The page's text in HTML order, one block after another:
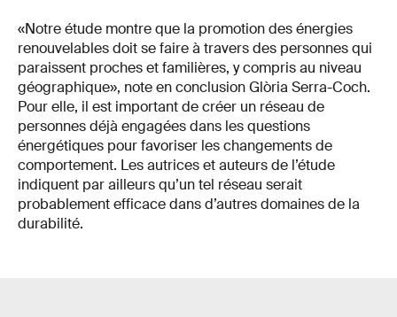
«Notre étude montre que la promotion des énergies
renouvelables doit se faire à travers des personnes qui
paraissent proches et familières, y compris au niveau
géographique», note en conclusion Glòria Serra-Coch.
Pour elle, il est important de créer un réseau de
personnes déjà engagées dans les questions
énergétiques pour favoriser les changements de
comportement. Les autrices et auteurs de l’étude
indiquent par ailleurs qu’un tel réseau serait
probablement efficace dans d’autres domaines de la
durabilité.